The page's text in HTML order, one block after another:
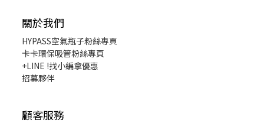
關於我們
HYPASS空氣瓶子粉絲專頁
卡卡環保吸管粉絲專頁
+LINE !找小編拿優惠
招募夥伴
顧客服務